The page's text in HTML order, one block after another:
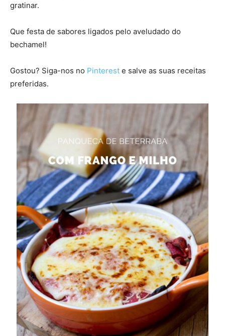
gratinar.
Que festa de sabores ligados pelo aveludado do
bechamel!
Gostou? Siga-nos no Pinterest e salve as suas receitas
preferidas.